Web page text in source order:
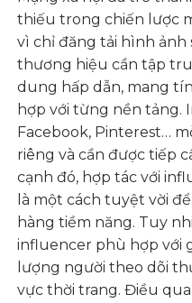
thiếu trong chiến lược
vì chỉ đăng tải hình ảnh
thương hiệu cần tập
dung hấp dẫn, mang
hợp với từng nền tảng.
Facebook, Pinterest…
riêng và cần được tiếp
cạnh đó, hợp tác với
là một cách tuyệt vời
hàng tiềm năng. Tuy
influencer phù hợp với
lượng người theo dõi
vực thời trang. Điều